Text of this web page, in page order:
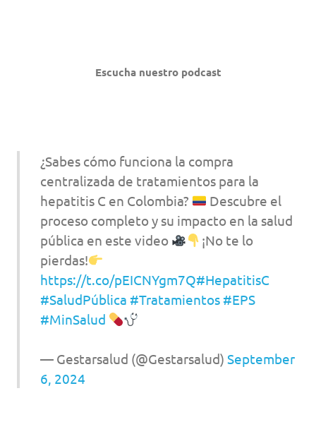
Escucha nuestro podcast
¿Sabes cómo funciona la compra
centralizada de tratamientos para la
hepatitis C en Colombia?
Descubre el
proceso completo y su impacto en la salud
pública en este video
¡No te lo
pierdas!
https://t.co/pEICNYgm7Q#HepatitisC
#SaludPública #Tratamientos #EPS
#MinSalud
— Gestarsalud (@Gestarsalud) September
6, 2024